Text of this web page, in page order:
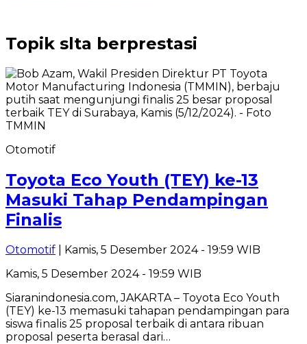
Topik slta berprestasi
Otomotif
Toyota Eco Youth (TEY) ke-13
Masuki Tahap Pendampingan
Finalis
Otomotif | Kamis, 5 Desember 2024 - 19:59 WIB
Kamis, 5 Desember 2024 - 19:59 WIB
Siaranindonesia.com, JAKARTA – Toyota Eco Youth
(TEY) ke-13 memasuki tahapan pendampingan para
siswa finalis 25 proposal terbaik di antara ribuan
proposal peserta berasal dari…